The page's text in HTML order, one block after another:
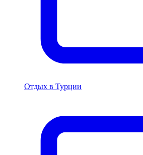
Отдых в Турции